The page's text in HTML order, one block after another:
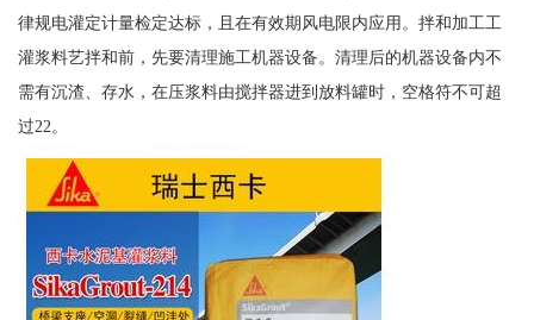
律规电灌定计量检定达标，且在有效期风电限内应用。拌和加工工
灌浆料艺拌和前，先要清理施工机器设备。清理后的机器设备内不
需有沉渣、存水，在压浆料由搅拌器进到放料罐时，空格符不可超
过22。